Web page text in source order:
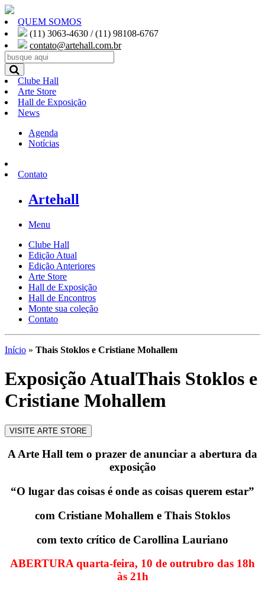
QUEM SOMOS
(11) 3063-4630 / (11) 98108-6767
contato@artehall.com.br
Clube Hall
Arte Store
Hall de Exposição
News
Agenda
Notícias
Contato
Artehall
Menu
Clube Hall
Edição Atual
Edição Anteriores
Arte Store
Hall de Exposição
Hall de Encontros
Monte sua coleção
Contato
Início » Thais Stoklos e Cristiane Mohallem
Exposição AtualThais Stoklos e
Cristiane Mohallem
VISITE ARTE STORE
A Arte Hall tem o prazer de anunciar a abertura da
exposição
“O lugar das coisas é onde as coisas querem estar”
com Cristiane Mohallem e Thais Stoklos
com texto crítico de Carollina Lauriano
ABERTURA quarta-feira, 10 de outrubro das 18h
às 21h